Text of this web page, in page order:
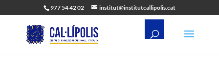
977 54 42 02 institut@institutcallipolis.cat